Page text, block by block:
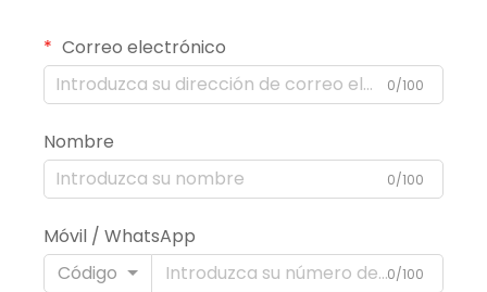
Correo electrónico
0/100
Nombre
0/100
Móvil / WhatsApp
Código
0/100